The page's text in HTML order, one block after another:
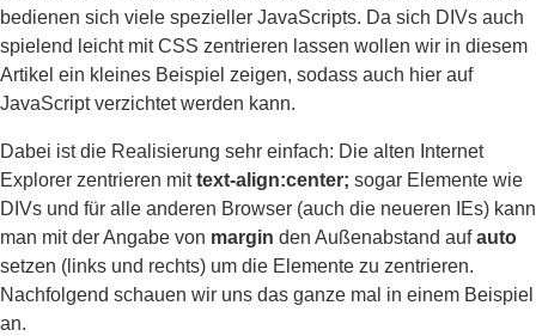
bedienen sich viele spezieller JavaScripts. Da sich DIVs auch
spielend leicht mit CSS zentrieren lassen wollen wir in diesem
Artikel ein kleines Beispiel zeigen, sodass auch hier auf
JavaScript verzichtet werden kann.
Dabei ist die Realisierung sehr einfach: Die alten Internet
Explorer zentrieren mittext-align:center; sogar Elemente wie
DIVs und für alle anderen Browser (auch die neueren IEs) kann
man mit der Angabe von margin den Außenabstand aufauto
setzen (links und rechts) um die Elemente zu zentrieren.
Nachfolgend schauen wir uns das ganze mal in einem Beispiel
an.